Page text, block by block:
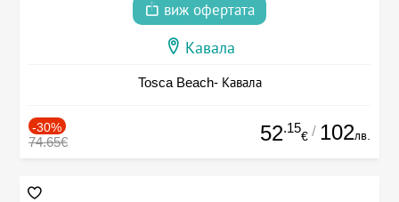
виж офертата
Кавала
Tosca Beach- Кавала
-30%
74.65€ 52.15
€ / 102лв.